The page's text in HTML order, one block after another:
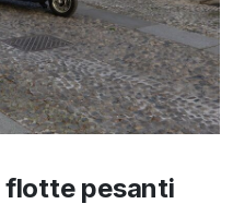
flotte pesanti